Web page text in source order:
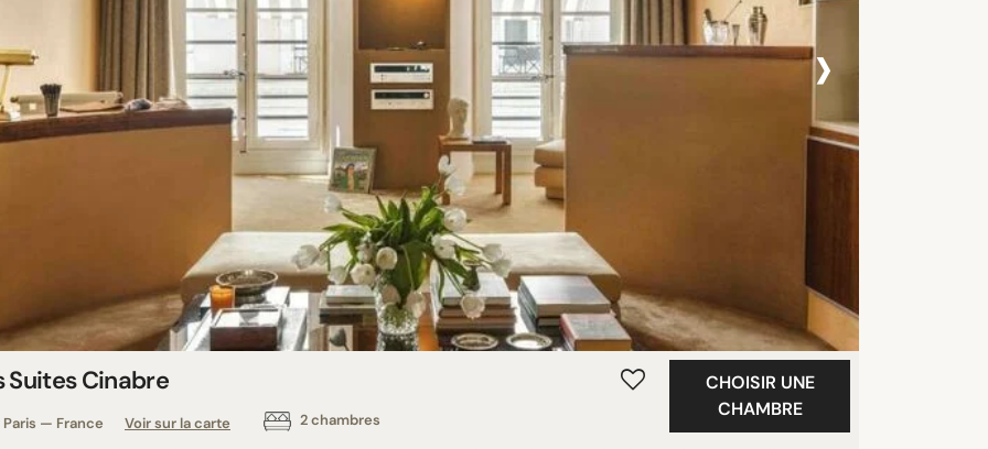
›
Suites Cinabre
Paris — France Voir sur la carte 2 chambres
CHOISIR UNE
CHAMBRE